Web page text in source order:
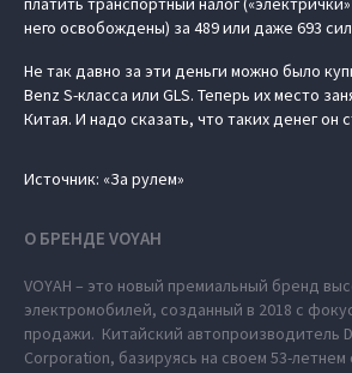
него освобождены) за 489 или даже 693
Не так давно за эти деньги можно было
Benz S-класса или GLS. Теперь их место
Китая. И надо сказать, что таких денег он
Источник: «За рулем»
О БРЕНДЕ VOYAH
VOYAH – это новый премиальный бренд
электромобилей, созданный в 2018 с
продажи. Китайский автопроизводитель
Corporation, базируясь на своем 53-летнем